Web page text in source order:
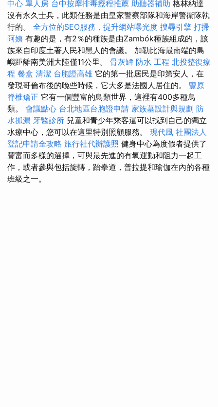
中心 單人房 台中按摩排毒療程推薦 助聽器補助 格林納達
沒有永久士兵，此類任務是由皇家警察部隊和海岸警衛隊執
行的。 全方位的SEO服務，提升網站曝光度 搜尋引擎 打掃
阿姨 有趣的是，有2％的種族是由Zambók種族組成的，該
族來自印度土著人民和黑人的會議。 加勒比海最南端的島
嶼距離南美洲大陸僅11公里。 骨灰罈 防水 工程 北投整復療
程 餐盒 清潔 台胞證高雄 它的第一批居民是印第安人，在
發現哥倫布後的晚些時候，它大多是法國人居住的。 豐原
脊椎矯正 它有一個豐富的鳥類世界，這裡有400多種鳥
類。 會議點心 台北地區台胞證申請 家族墓設計與規劃 防
水抓漏 牙醫診所 兒童和青少年乘客還可以找到自己的獨立
水療中心，您可以在這里特別照顧服務。 現代風 社團法人
登記申請全攻略 旅行社代辦護照 健身中心為度假者提供了
豐富而多樣的選擇，可與最先進的有氧運動和阻力一起工
作，或者參與包括旋轉，跆拳道，普拉提和瑜伽在內的各種
班級之一。